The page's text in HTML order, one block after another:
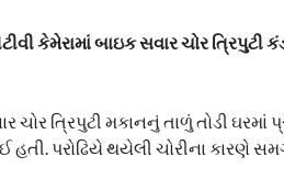
કેમેરામાં બાઇક સવાર ચોર ત્રિપુટી
ત્રિપુટી મકાનનું તાળું તોડી ઘરમાં
હતી. પરોઢિયે થયેલી ચોરીના કારણે